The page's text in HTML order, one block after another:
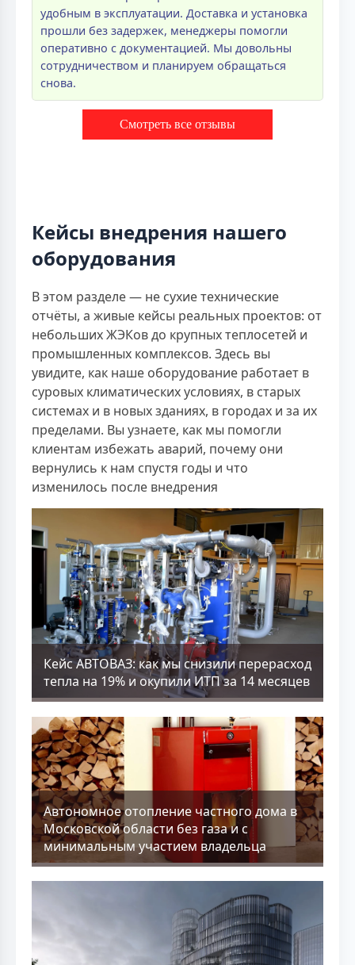
удобным в эксплуатации. Доставка и установка
прошли без задержек, менеджеры помогли
оперативно с документацией. Мы довольны
сотрудничеством и планируем обращаться
снова.
Смотреть все отзывы
Кейсы внедрения нашего
оборудования
В этом разделе — не сухие технические
отчёты, а живые кейсы реальных проектов: от
небольших ЖЭКов до крупных теплосетей и
промышленных комплексов. Здесь вы
увидите, как наше оборудование работает в
суровых климатических условиях, в старых
системах и в новых зданиях, в городах и за их
пределами. Вы узнаете, как мы помогли
клиентам избежать аварий, почему они
вернулись к нам спустя годы и что
изменилось после внедрения
Кейс АВТОВАЗ: как мы снизили перерасход
тепла на 19% и окупили ИТП за 14 месяцев
Aвтономное отопление частного дома в
Московской области без газа и с
минимальным участием владельца